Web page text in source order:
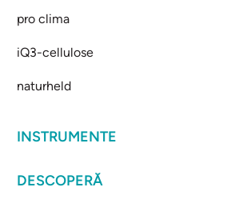
pro clima
iQ3-cellulose
naturheld
INSTRUMENTE
DESCOPERĂ